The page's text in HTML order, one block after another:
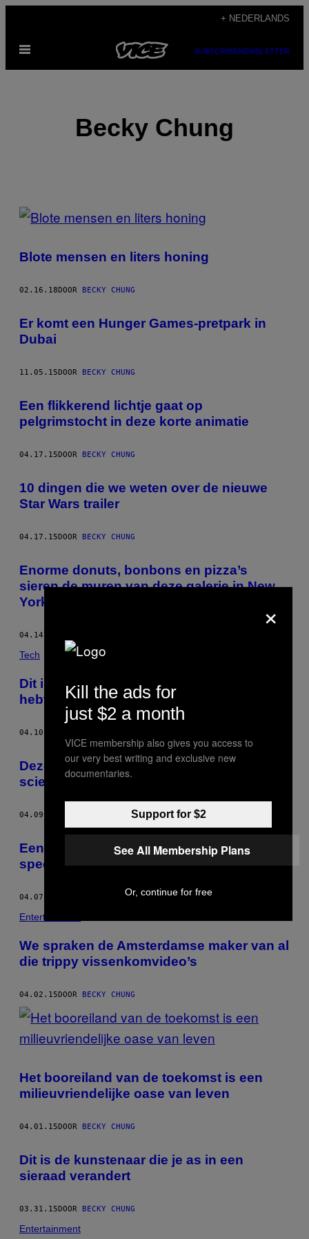
de
+ NEDERLANDS
Open
SUBSCRIBENEWSLETTER
Becky Chung
POSTS
THIS
AUTHOR
Blote mensen en liters honing
02.16.18DOOR BECKY CHUNG
Er komt een Hunger Games-pretpark in
Dubai
11.05.15DOOR BECKY CHUNG
Een flikkerend lichtje gaat op
pelgrimstocht in deze korte animatie
04.17.15DOOR BECKY CHUNG
10 dingen die we weten over de nieuwe
Star Wars trailer
04.17.15DOOR BECKY CHUNG
Enorme donuts, bonbons en pizza’s
sieren de muren van deze galerie in New
York
04.14.15
Tech
Dit is de enige Apple Watch die je nodig
hebt
04.10.15
Deze timelapse laat zien wat een
sciencefictionstad Dubai eigenlijk is
04.09.15 BECKY CHUNG
Een museum geeft kleurenblinden een
speciale bril om kunst te ervaren
04.07.15 BECKY CHUNG
Entertainment
We spraken de Amsterdamse maker van al
die trippy vissenkomvideo’s
04.02.15DOOR BECKY CHUNG
Het booreiland van de toekomst is een
milieuvriendelijke oase van leven
04.01.15DOOR BECKY CHUNG
Dit is de kunstenaar die je as in een
sieraad verandert
03.31.15DOOR BECKY CHUNG
Entertainment
×
Kill the ads for
just $2 a month
VICE membership also gives you access to
our very best writing and exclusive new
documentaries.
Support for $2
See All Membership Plans
Or, continue for free